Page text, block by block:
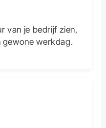
van je bedrijf zien,
werkdag.